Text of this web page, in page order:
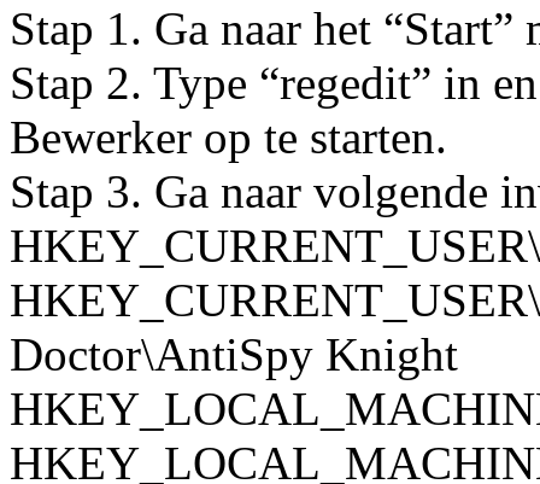
Stap 1. Ga naar het
Stap 2. Type “regedit” in
Bewerker op te starten.
Stap 3. Ga naar volgende
Doctor\AntiSpy Knight